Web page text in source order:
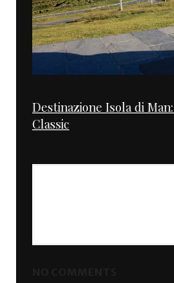
Destinazione Isola di
Classic